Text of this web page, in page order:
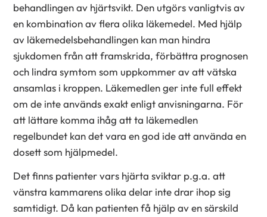
behandlingen av hjärtsvikt. Den utgörs vanligtvis av
en kombination av flera olika läkemedel. Med hjälp
av läkemedelsbehandlingen kan man hindra
sjukdomen från att framskrida, förbättra prognosen
och lindra symtom som uppkommer av att vätska
ansamlas i kroppen. Läkemedlen ger inte full effekt
om de inte används exakt enligt anvisningarna. För
att lättare komma ihåg att ta läkemedlen
regelbundet kan det vara en god ide att använda en
dosett som hjälpmedel.
Det finns patienter vars hjärta sviktar p.g.a. att
vänstra kammarens olika delar inte drar ihop sig
samtidigt. Då kan patienten få hjälp av en särskild